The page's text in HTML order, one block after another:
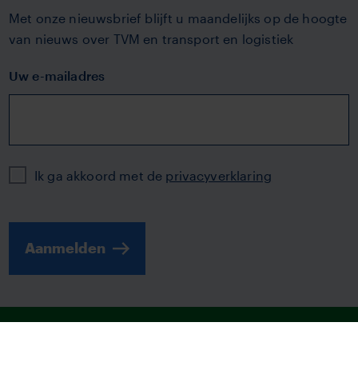
Met onze nieuwsbrief blijft u maandelijks op de hoogte
van nieuws over TVM en transport en logistiek
Uw e-mailadres
PrivacyIk ga akkoord met de privacyverklaring